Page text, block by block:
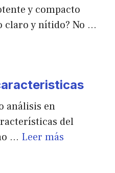
y compacto
claro y nítido? No …
análisis en
del
… Leer más